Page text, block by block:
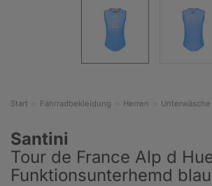
Start Fahrradbekleidung Herren Unterwäsche
Santini
Tour de France Alp d
Funktionsunterhemd